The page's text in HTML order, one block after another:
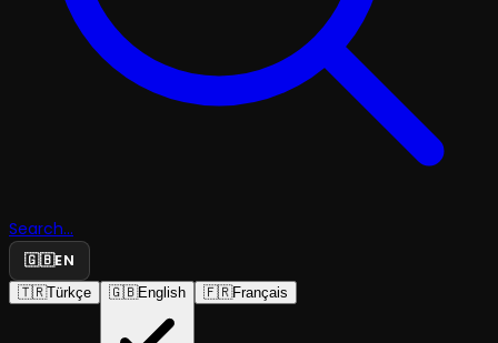
Search...
🇬🇧EN
🇹🇷Türkçe 🇬🇧English 🇫🇷Français